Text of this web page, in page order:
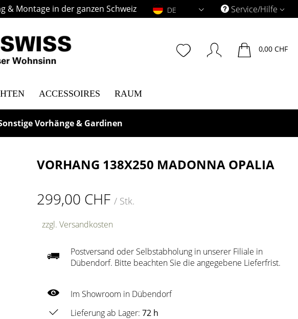
& Montage in der ganzen Schweiz DE Service/Hilfe
0,00 CHF
ACCESSOIRES RAUM
Vorhänge & Gardinen
VORHANG 138X250 MADONNA OPALIA
299,00 CHF/ Stk.
zzgl. Versandkosten
Postversand oder Selbstabholung in unserer Filiale in
Dübendorf. Bitte beachten Sie die angegebene Lieferfrist.
Im Showroom in Dübendorf
Lieferung ab Lager:72 h